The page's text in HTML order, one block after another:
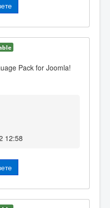
Pack for Joomla!
12:58